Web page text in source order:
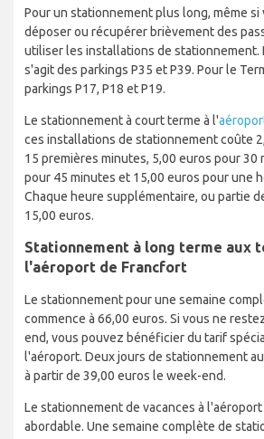
Pour un stationnement plus long, même si
déposer ou récupérer brièvement des
utiliser les installations de stationnement.
s'agit des parkings P35 et P39. Pour le
parkings P17, P18 et P19.
Le stationnement à court terme à l'
ces installations de stationnement coûte
15 premières minutes, 5,00 euros pour 30
pour 45 minutes et 15,00 euros pour une
Chaque heure supplémentaire, ou partie
15,00 euros.
Stationnement à long terme aux
l'aéroport de Francfort
Le stationnement pour une semaine
commence à 66,00 euros. Si vous ne
end, vous pouvez bénéficier du tarif
l'aéroport. Deux jours de stationnement
à partir de 39,00 euros le week-end.
Le stationnement de vacances à
abordable. Une semaine complète de